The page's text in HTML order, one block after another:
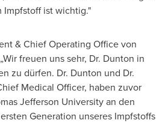
ist wichtig."
& Chief Operating Office von
freuen uns sehr, Dr. Dunton in
zu dürfen. Dr. Dunton und Dr.
Medical Officer, haben zuvor
Jefferson Universityan den
Generation unseres Impfstoffs